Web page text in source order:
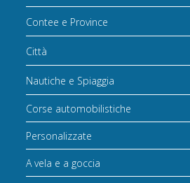
Contee e Province
Città
Nautiche e Spiaggia
Corse automobilistiche
Personalizzate
A vela e a goccia